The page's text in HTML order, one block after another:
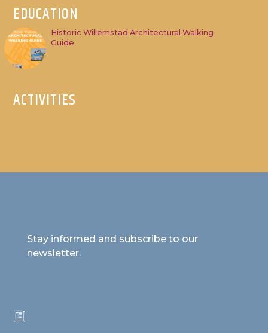
EDUCATION
Historic Willemstad Architectural Walking
Guide
ACTIVITIES
Stay informed and subscribe to our
newsletter.